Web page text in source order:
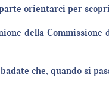
orientarci per
della
che, quando si